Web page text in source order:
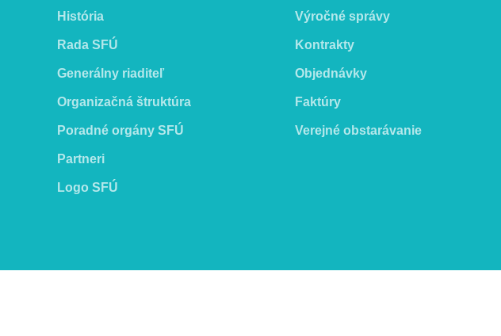
História
Rada SFÚ
Generálny riaditeľ
Organizačná štruktúra
Poradné orgány SFÚ
Partneri
Logo SFÚ
Výročné správy
Kontrakty
Objednávky
Faktúry
Verejné obstarávanie